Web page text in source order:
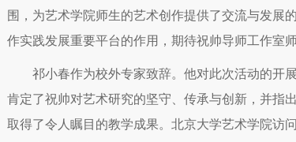
围，为艺术学院师生的艺术创作提供了交流与发展
作实践发展重要平台的作用，期待祝帅导师工作室
祁小春作为校外专家致辞。他对此次活动的开
肯定了祝帅对艺术研究的坚守、传承与创新，并指
取得了令人瞩目的教学成果。北京大学艺术学院访